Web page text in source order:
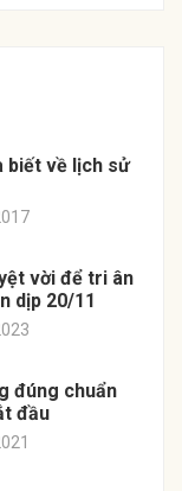
biết về lịch sử
vời để tri ân
dịp 20/11
đúng chuẩn
đầu